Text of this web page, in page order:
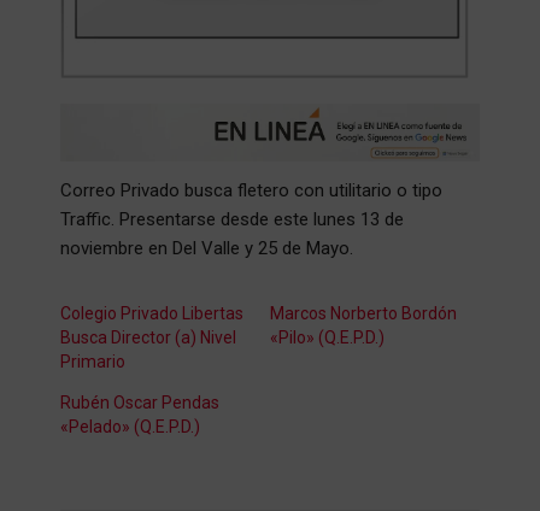
Correo Privado busca fletero con utilitario o tipo
Traffic. Presentarse desde este lunes 13 de
noviembre en Del Valle y 25 de Mayo.
Colegio Privado Libertas
Busca Director (a) Nivel
Primario
Marcos Norberto Bordón
«Pilo» (Q.E.P.D.)
Rubén Oscar Pendas
«Pelado» (Q.E.P.D.)